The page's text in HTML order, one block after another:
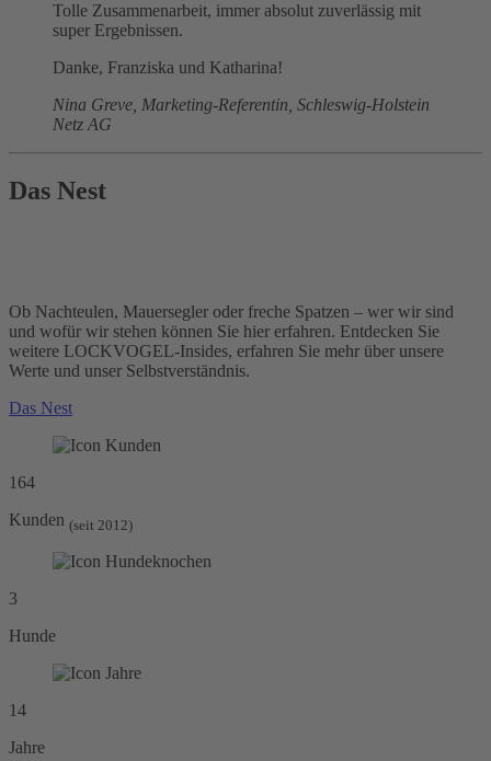
Tolle Zusammenarbeit, immer absolut zuverlässig mit
super Ergebnissen.
Danke, Franziska und Katharina!
Nina Greve, Marketing-Referentin, Schleswig-Holstein
Netz AG
Das Nest
Ob Nachteulen, Mauersegler oder freche Spatzen – wer wir sind
und wofür wir stehen können Sie hier erfahren. Entdecken Sie
weitere LOCKVOGEL-Insides, erfahren Sie mehr über unsere
Werte und unser Selbstverständnis.
Das Nest
164
Kunden (seit 2012)
3
Hunde
14
Jahre